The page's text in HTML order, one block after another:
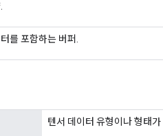
를 포함하는 버퍼.
텐서 데이터 유형이나 형태